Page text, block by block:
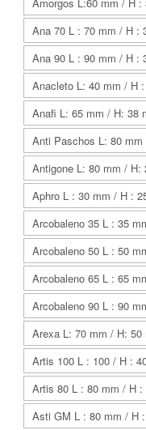
Ana 70 L : 70 mm / H :
Ana 90 L : 90 mm / H :
Anacleto L: 40 mm / H
Anafi L: 65 mm / H: 38
Anti Paschos L: 80 mm
Antigone L: 80 mm / H:
Aphro L : 30 mm / H :
Arcobaleno 35 L : 35
Arcobaleno 50 L : 50
Arcobaleno 65 L : 65
Arcobaleno 90 L : 90
Arexa L: 70 mm / H: 50
Artis 100 L : 100 / H :
Artis 80 L : 80 mm / H :
Asti GM L : 80 mm / H